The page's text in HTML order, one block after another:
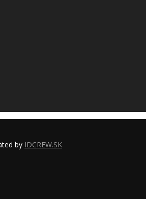
by IDCREW.SK